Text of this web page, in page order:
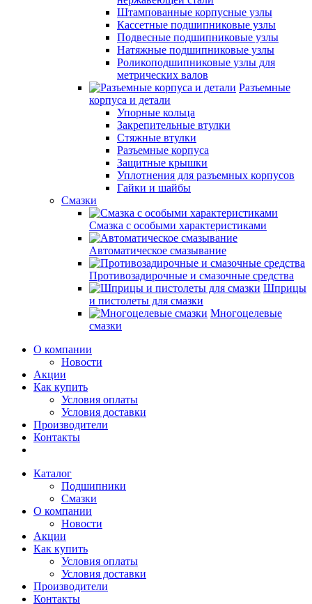
Штампованные корпусные узлы
Кассетные подшипниковые узлы
Подвесные подшипниковые узлы
Натяжные подшипниковые узлы
Роликоподшипниковые узлы для
метрических валов
Разъемные
корпуса и детали
Упорные кольца
Закрепительные втулки
Стяжные втулки
Разъемные корпуса
Защитные крышки
Уплотнения для разъемных корпусов
Гайки и шайбы
Смазки
Смазка с особыми характеристиками
Автоматическое смазывание
Противозадирочные и смазочные средства
Шприцы
и пистолеты для смазки
Многоцелевые
смазки
О компании
Новости
Акции
Как купить
Условия оплаты
Условия доставки
Производители
Контакты
Каталог
Подшипники
Смазки
О компании
Новости
Акции
Как купить
Условия оплаты
Условия доставки
Производители
Контакты